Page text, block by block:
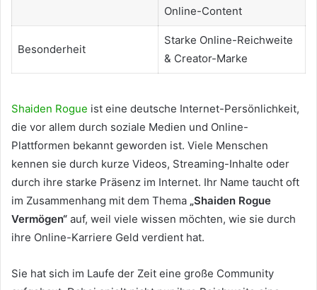
Online-Content
Besonderheit
Starke Online-Reichweite
& Creator-Marke
Shaiden Rogue ist eine deutsche Internet-Persönlichkeit,
die vor allem durch soziale Medien und Online-
Plattformen bekannt geworden ist. Viele Menschen
kennen sie durch kurze Videos, Streaming-Inhalte oder
durch ihre starke Präsenz im Internet. Ihr Name taucht oft
im Zusammenhang mit dem Thema „Shaiden Rogue
Vermögen“ auf, weil viele wissen möchten, wie sie durch
ihre Online-Karriere Geld verdient hat.
Sie hat sich im Laufe der Zeit eine große Community